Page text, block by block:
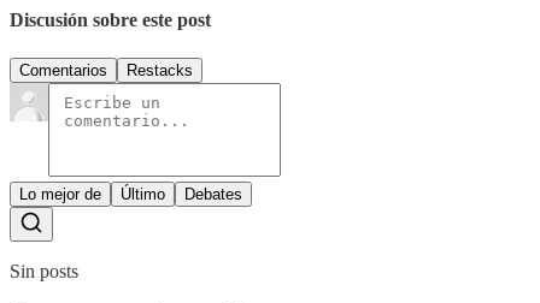
Discusión sobre este post
Comentarios Restacks
Lo mejor de Último Debates
Sin posts